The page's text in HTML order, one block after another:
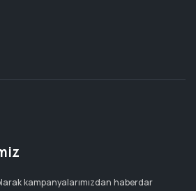
kampanyalarımızdan haberdar